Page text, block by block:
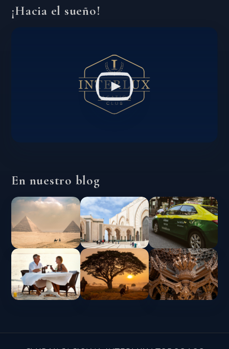
¡Hacia el sueño!
En nuestro blog